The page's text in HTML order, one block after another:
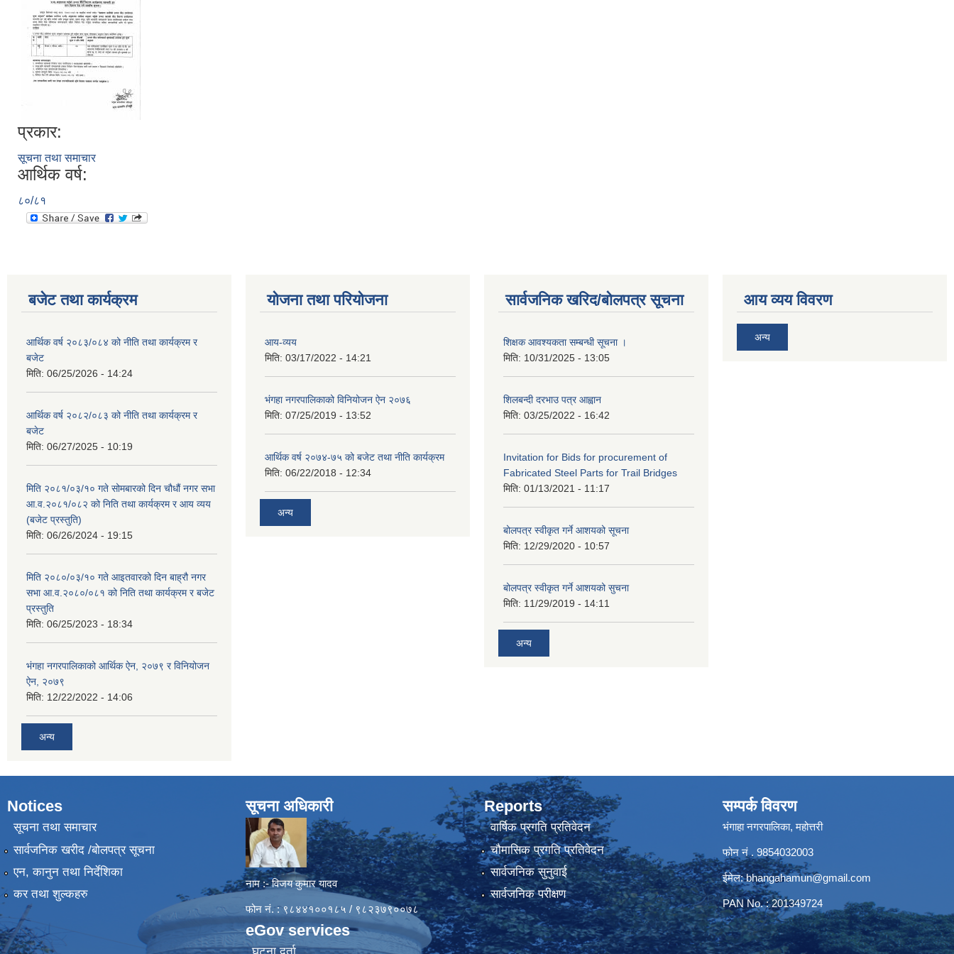
प्रकार:
सूचना तथा समाचार
आर्थिक वर्ष:
८०/८१
बजेट तथा कार्यक्रम
आर्थिक वर्ष २०८३/०८४ को नीति तथा कार्यक्रम र
बजेट
मिति: 06/25/2026 - 14:24
आर्थिक वर्ष २०८२/०८३ को नीति तथा कार्यक्रम र
बजेट
मिति: 06/27/2025 - 10:19
मिति २०८१/०३/१० गते सोमबारको दिन चौधौं नगर सभा
आ.व.२०८१/०८२ को निति तथा कार्यक्रम र आय व्यय
(बजेट प्रस्तुति)
मिति: 06/26/2024 - 19:15
मिति २०८०/०३/१० गते आइतवारको दिन बाह्रौ नगर
सभा आ.व.२०८०/०८१ को निति तथा कार्यक्रम र बजेट
प्रस्तुति
मिति: 06/25/2023 - 18:34
भंगहा नगरपालिकाको आर्थिक ऐन, २०७९ र विनियोजन
ऐन, २०७९
मिति: 12/22/2022 - 14:06
अन्य
योजना तथा परियोजना
आय-व्यय
मिति: 03/17/2022 - 14:21
भंगहा नगरपालिकाको विनियोजन ऐन २०७६
मिति: 07/25/2019 - 13:52
आर्थिक वर्ष २०७४-७५ को बजेट तथा नीति कार्यक्रम
मिति: 06/22/2018 - 12:34
अन्य
सार्वजनिक खरिद/बोलपत्र सूचना
शिक्षक आवश्यकता सम्बन्धी सूचना ।
मिति: 10/31/2025 - 13:05
शिलबन्दी दरभाउ पत्र आह्वान
मिति: 03/25/2022 - 16:42
Invitation for Bids for procurement of
Fabricated Steel Parts for Trail Bridges
मिति: 01/13/2021 - 11:17
बोलपत्र स्वीकृत गर्ने आशयको सूचना
मिति: 12/29/2020 - 10:57
बोलपत्र स्वीकृत गर्ने आशयको सुचना
मिति: 11/29/2019 - 14:11
अन्य
आय व्यय विवरण
अन्य
Notices
सूचना तथा समाचार
सार्वजनिक खरीद /बोलपत्र सूचना
एन, कानुन तथा निर्देशिका
कर तथा शुल्कहरु
सूचना अधिकारी
नाम :- विजय कुमार यादव
फोन नं. : ९८४४१००१८५ / ९८२३७९००७८
eGov services
Reports
वार्षिक प्रगति प्रतिवेदन
चौमासिक प्रगति प्रतिवेदन
सार्वजनिक सुनुवाई
सार्वजनिक परीक्षण
सम्पर्क विवरण
भंगाहा नगरपालिका, महोत्तरी
फोन नं . 9854032003
ईमेल:bhangahamun@gmail.com
PAN No. : 201349724